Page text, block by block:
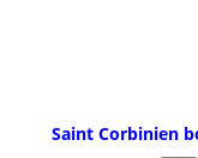
Saint Corbinien